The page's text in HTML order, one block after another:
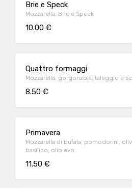
Brie e Speck
Mozzarella, Brie e Speck
10.00 €
Quattro formaggi
Mozzarella, gorgonzola, taleggio e
8.50 €
Primavera
Mozzarella di bufala, pomodorini,
basilico, olio evo
11.50 €